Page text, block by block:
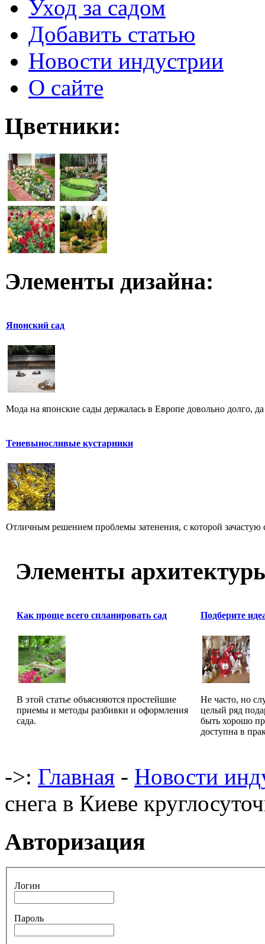
Уход за садом
Добавить статью
Новости индустрии
О сайте
Цветники:
Элементы дизайна:
Японский сад
Мода на японские сады держалась в Европе довольно долго,
Теневыносливые кустарники
Отличным решением проблемы затенения, с которой зачастую
Элементы
Как проще всего спланировать сад
В этой статье объясняются простейшие
приемы и методы разбивки и оформления
сада.
Подберите
Не часто, но
целый ряд
быть хорошо
доступна в
->: Главная - Новости
снега в Киеве
Авторизация
Логин
Пароль